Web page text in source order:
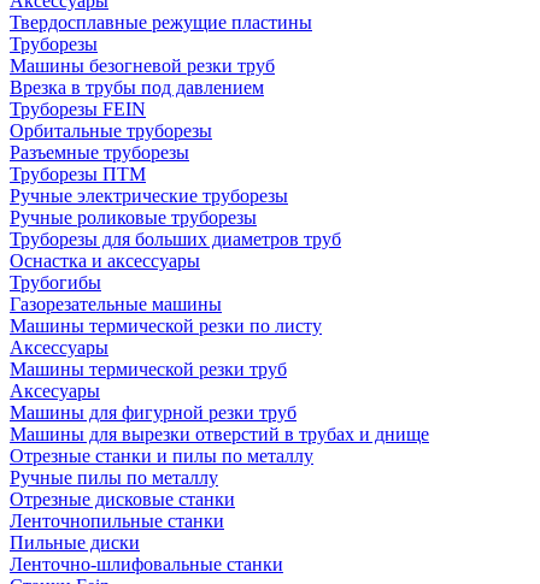
Твердосплавные режущие пластины
Труборезы
Машины безогневой резки труб
Врезка в трубы под давлением
Труборезы FEIN
Орбитальные труборезы
Разъемные труборезы
Труборезы ПТМ
Ручные электрические труборезы
Ручные роликовые труборезы
Труборезы для больших диаметров труб
Оснастка и аксессуары
Трубогибы
Газорезательные машины
Машины термической резки по листу
Аксессуары
Машины термической резки труб
Аксесуары
Машины для фигурной резки труб
Машины для вырезки отверстий в трубах и днище
Отрезные станки и пилы по металлу
Ручные пилы по металлу
Отрезные дисковые станки
Ленточнопильные станки
Пильные диски
Ленточно-шлифовальные станки